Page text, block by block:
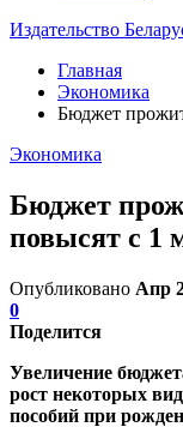
Издательство
Главная
Экономика
Бюджет
Экономика
Бюджет
повысят с 1
Опубликовано Апр
0
Поделится
Увеличение
рост некоторых
пособий при